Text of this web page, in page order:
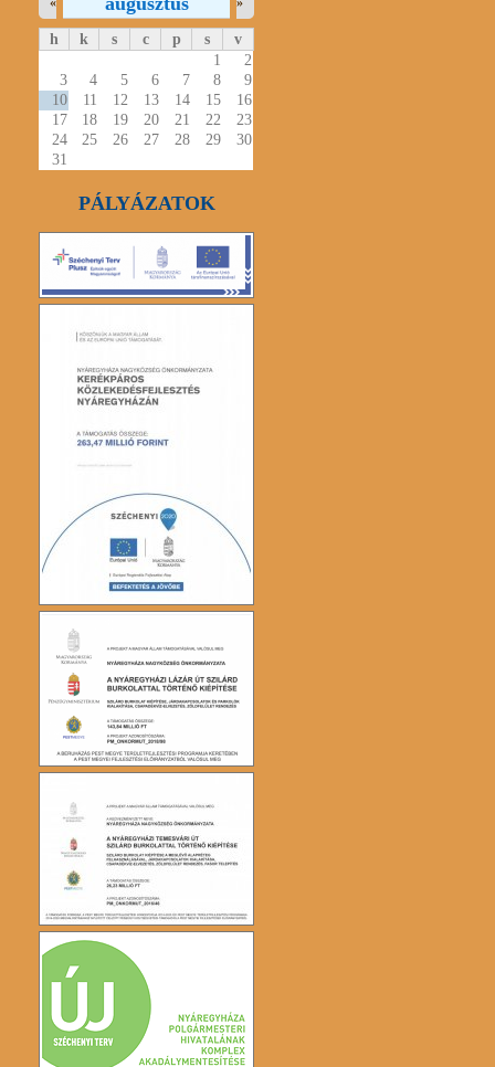
h k s c p s
v
1
2
3
4 5 6 7 8
9
10
11 12 13 14 15
16
17
18 19 20 21 22
23
24
25 26 27 28 29
30
31
PÁLYÁZATOK